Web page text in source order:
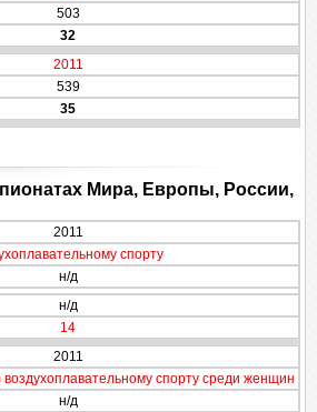
503
32
2011
539
35
Мира, Европы, России,
2011
спорту
н/д
н/д
14
2011
спорту среди женщин
н/д